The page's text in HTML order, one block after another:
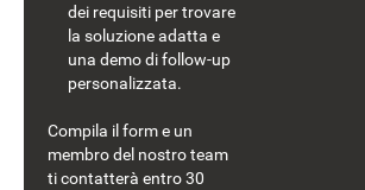
dei requisiti per trovare
la soluzione adatta e
una demo di follow-up
personalizzata.
Compila il form e un
membro del nostro team
ti contatterà entro 30